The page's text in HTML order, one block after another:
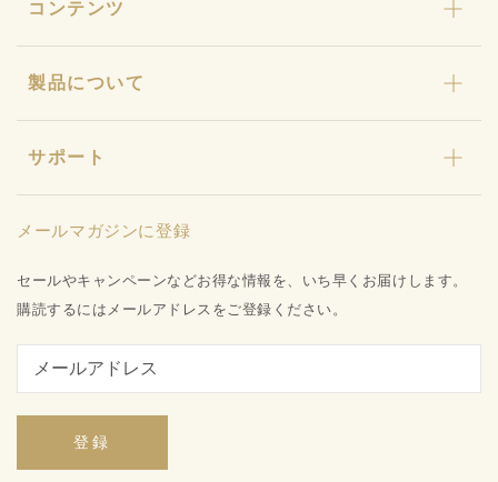
おまとめセット
わんにゃんカリカ
カリカ石鹸・カリカ浴
ギフト
キャンペーン
コンテンツ
ストーリー
カリカセラピ定期便
カリカセラピ定期便のご利用ガイド
お知らせ
お問い合わせ
製品について
店舗型販売店様募集
品質保証への取り組み
サポート
特定商取引法に基づく表記
会社概要
ご利用ガイド
メールマガジンに登録
セールやキャンペーンなどお得な情報を、いち早くお届けします。
購読するにはメールアドレスをご登録ください。
登録